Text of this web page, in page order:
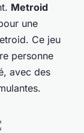
Metroid
une
Ce jeu
personne
avec des